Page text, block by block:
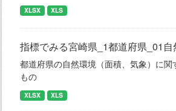
XLSX XLS
指標でみる宮崎県_1都道府県_01自
都道府県の自然環境（面積、気象）に関
もの
XLSX XLS